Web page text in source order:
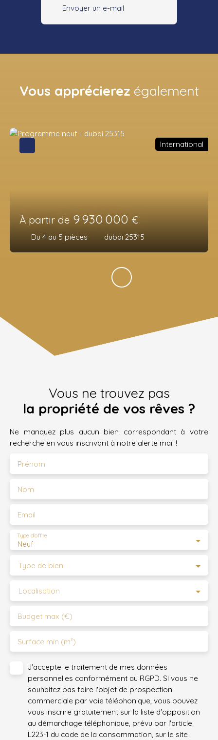
Envoyer un e-mail
Vous apprécierez également
À partir de 9 930 000 €
Du 4 au 5 pièces dubai 25315
International
Vous ne trouvez pas
la propriété de vos rêves ?
Ne manquez plus aucun bien correspondant à votre
recherche en vous inscrivant à notre alerte mail !
Prénom
Nom
Email
Neuf
Type d'offre
Type de bien
Localisation
Budget max (€)
Surface min (m²)
J'accepte le traitement de mes données
personnelles conformément au RGPD. Si vous ne
souhaitez pas faire l'objet de prospection
commerciale par voie téléphonique, vous pouvez
vous inscrire gratuitement sur la liste d'opposition
au démarchage téléphonique, prévu par l'article
L223-1 du code de la consommation, sur le site